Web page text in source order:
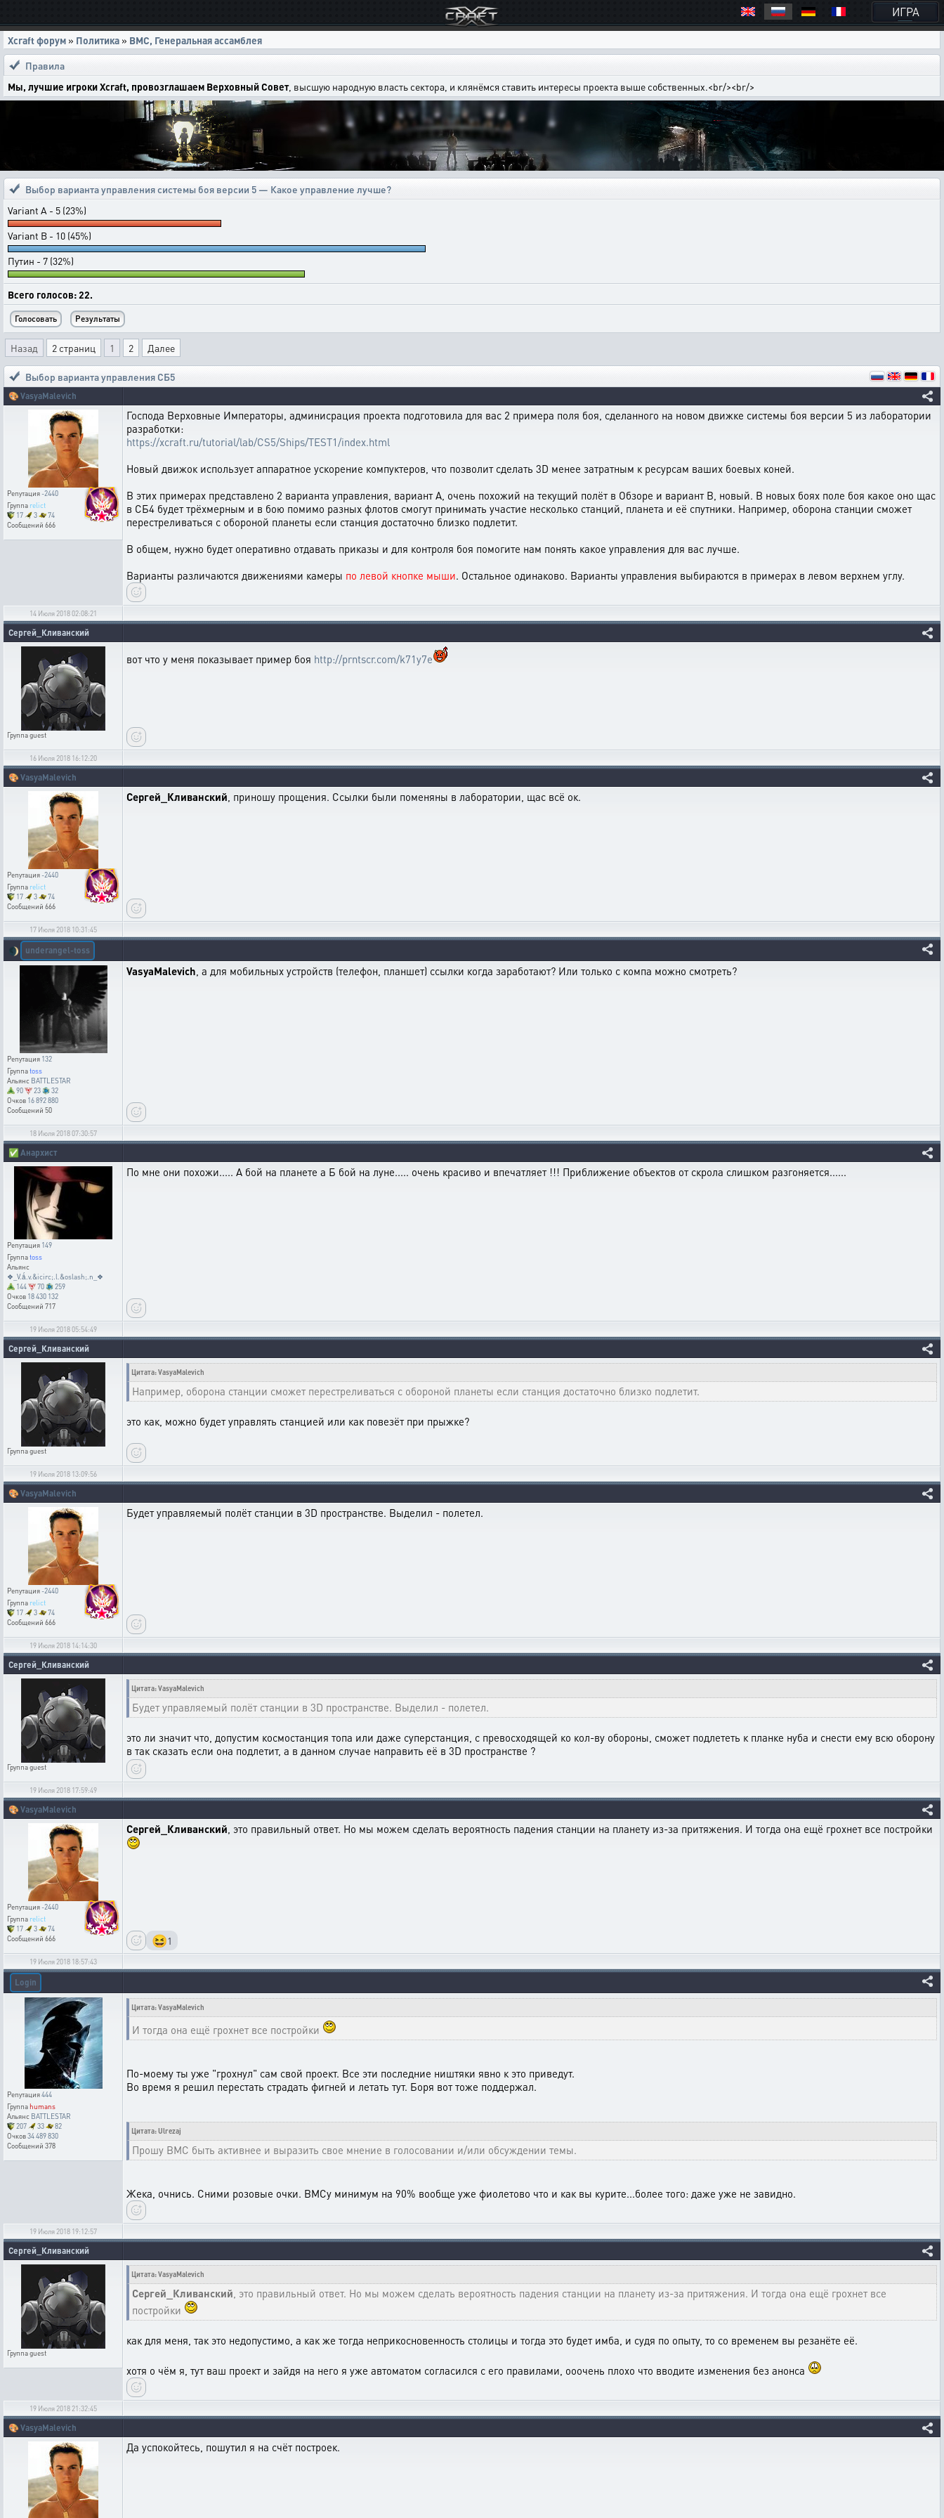
ИГРА
Xcraft форум » Политика » ВМС, Генеральная ассамблея
Правила
Мы, лучшие игроки Xcraft, провозглашаем Верховный Совет, высшую народную власть сектора, и клянёмся ставить интересы проекта выше собственных.<br/><br/>
Выбор варианта управления системы боя версии 5 — Какое управление лучше?
Variant A - 5 (23%)
Variant B - 10 (45%)
Путин - 7 (32%)
Всего голосов: 22.
Назад 2 страниц 1 2 Далее
Выбор варианта управления СБ5
🎨 VasyaMalevich
Репутация-2440
Группа relict
17
3
74
Сообщений 666
Господа Верховные Императоры, админисрация проекта подготовила для вас 2 примера поля боя, сделанного на новом движке системы боя версии 5 из лаборатории
разработки:
https://xcraft.ru/tutorial/lab/CS5/Ships/TEST1/index.html
Новый движок использует аппаратное ускорение компуктеров, что позволит сделать 3D менее затратным к ресурсам ваших боевых коней.
В этих примерах представлено 2 варианта управления, вариант А, очень похожий на текущий полёт в Обзоре и вариант B, новый. В новых боях поле боя какое оно щас
в СБ4 будет трёхмерным и в бою помимо разных флотов смогут принимать участие несколько станций, планета и её спутники. Например, оборона станции сможет
перестреливаться с обороной планеты если станция достаточно близко подлетит.
В общем, нужно будет оперативно отдавать приказы и для контроля боя помогите нам понять какое управления для вас лучше.
Варианты различаются движениями камеры по левой кнопке мыши. Остальное одинаково. Варианты управления выбираются в примерах в левом верхнем углу.
14 Июля 2018 02:08:21
Сергей_Кливанский
Группаguest
вот что у меня показывает пример боя http://prntscr.com/k71y7e
16 Июля 2018 16:12:20
🎨 VasyaMalevich
Репутация-2440
Группа relict
17
3
74
Сообщений 666
Сергей_Кливанский, приношу прощения. Ссылки были поменяны в лаборатории, щас всё ок.
17 Июля 2018 10:31:45
🌒 underangel-toss
Репутация 132
Группаtoss
Альянс BATTLESTAR
90
23
32
Очков 16 892 880
Сообщений 50
VasyaMalevich, а для мобильных устройств (телефон, планшет) ссылки когда заработают? Или только с компа можно смотреть?
18 Июля 2018 07:30:57
✅ Анархист
Репутация 149
Группаtoss
Альянс
❖_V.ǻ.v.&icirc;.l.&oslash;.n_❖
144
70
259
Очков 18 430 132
Сообщений 717
По мне они похожи..... А бой на планете а Б бой на луне..... очень красиво и впечатляет !!! Приближение объектов от скрола слишком разгоняется......
19 Июля 2018 05:54:49
Сергей_Кливанский
Группаguest
Цитата: VasyaMalevich
Например, оборона станции сможет перестреливаться с обороной планеты если станция достаточно близко подлетит.
это как, можно будет управлять станцией или как повезёт при прыжке?
19 Июля 2018 13:09:56
🎨 VasyaMalevich
Репутация-2440
Группа relict
17
3
74
Сообщений 666
Будет управляемый полёт станции в 3D пространстве. Выделил - полетел.
19 Июля 2018 14:14:30
Сергей_Кливанский
Группаguest
Цитата: VasyaMalevich
Будет управляемый полёт станции в 3D пространстве. Выделил - полетел.
это ли значит что, допустим космостанция топа или даже суперстанция, с превосходящей ко кол-ву обороны, сможет подлететь к планке нуба и снести ему всю оборону
в так сказать если она подлетит, а в данном случае направить её в 3D пространстве ?
19 Июля 2018 17:59:49
🎨 VasyaMalevich
Репутация-2440
Группа relict
17
3
74
Сообщений 666
Сергей_Кливанский, это правильный ответ. Но мы можем сделать вероятность падения станции на планету из-за притяжения. И тогда она ещё грохнет все постройки
😆1
19 Июля 2018 18:57:43
Login
Репутация444
Группаhumans
Альянс BATTLESTAR
207
33
82
Очков34 489 830
Сообщений 378
Цитата: VasyaMalevich
И тогда она ещё грохнет все постройки
По-моему ты уже "грохнул" сам свой проект. Все эти последние ништяки явно к это приведут.
Во время я решил перестать страдать фигней и летать тут. Боря вот тоже поддержал.
Цитата: Ulrezaj
Прошу ВМС быть активнее и выразить свое мнение в голосовании и/или обсуждении темы.
Жека, очнись. Сними розовые очки. ВМСу минимум на 90% вообще уже фиолетово что и как вы курите...более того: даже уже не завидно.
19 Июля 2018 19:12:57
Сергей_Кливанский
Группаguest
Цитата: VasyaMalevich
Сергей_Кливанский, это правильный ответ. Но мы можем сделать вероятность падения станции на планету из-за притяжения. И тогда она ещё грохнет все
постройки
как для меня, так это недопустимо, а как же тогда неприкосновенность столицы и тогда это будет имба, и судя по опыту, то со временем вы резанёте её.
хотя о чём я, тут ваш проект и зайдя на него я уже автоматом согласился с его правилами, ооочень плохо что вводите изменения без анонса
19 Июля 2018 21:32:45
🎨 VasyaMalevich
Да успокойтесь, пошутил я на счёт построек.